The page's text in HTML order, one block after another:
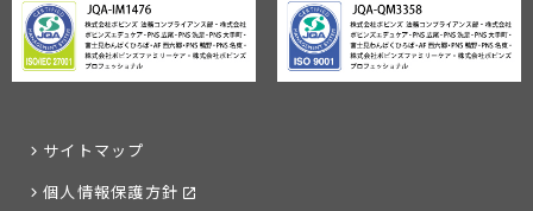
サイトマップ
個人情報保護方針